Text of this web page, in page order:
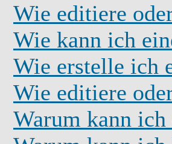
Wie editiere
Wie kann ich
Wie erstelle ich
Wie editiere
Warum kann